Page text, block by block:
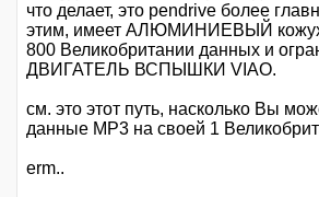
что делает, это pendrive более
этим, имеет АЛЮМИНИЕВЫЙ
800 Великобритании данных и
ДВИГАТЕЛЬ ВСПЫШКИ VIAO.
см. это этот путь, насколько Вы
данные MP3 на своей 1
erm..